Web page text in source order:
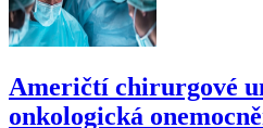
Američtí chirurgové
onkologická